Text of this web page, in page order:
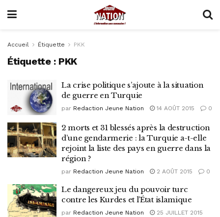
Accueil Étiquette PKK
Étiquette : PKK
La crise politique s’ajoute à la situation
de guerre en Turquie
par Redaction Jeune Nation 14 AOÛT 2015 0
2 morts et 31 blessés après la destruction
d’une gendarmerie : la Turquie a-t-elle
rejoint la liste des pays en guerre dans la
région ?
par Redaction Jeune Nation 2 AOÛT 2015 0
Le dangereux jeu du pouvoir turc
contre les Kurdes et l’État islamique
par Redaction Jeune Nation
25 JUILLET 2015